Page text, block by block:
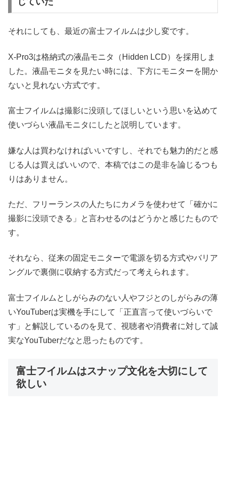
それにしても、最近の富士フイルムは少し変です。
X-Pro3は格納式の液晶モニタ（Hidden LCD）を採用しま
した。液晶モニタを見たい時には、下方にモニターを開か
ないと見れない方式です。
富士フイルムは撮影に没頭してほしいという思いを込めて
使いづらい液晶モニタにしたと説明しています。
嫌な人は買わなければいいですし、それでも魅力的だと感
じる人は買えばいいので、本稿ではこの是非を論じるつも
りはありません。
ただ、フリーランスの人たちにカメラを使わせて「確かに
撮影に没頭できる」と言わせるのはどうかと感じたもので
す。
それなら、従来の固定モニターで電源を切る方式やバリア
ングルで裏側に収納する方式だって考えられます。
富士フイルムとしがらみのない人やフジとのしがらみの薄
いYouTuberは実機を手にして「正直言って使いづらいで
す」と解説しているのを見て、視聴者や消費者に対して誠
実なYouTuberだなと思ったものです。
富士フイルムはスナップ文化を大切にして
欲しい